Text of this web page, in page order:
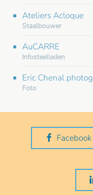
Ateliers Acloque
Staalbouwer
AuCARRE
Infosteelleden
Eric Chenal
Foto
Facebook